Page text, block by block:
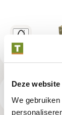
Deze
We